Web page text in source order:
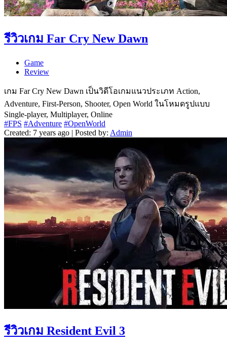
รีวิวเกม Far Cry New Dawn
Game
Review
เกม Far Cry New Dawn เป็นวิดีโอเกมแนวประเภท Action,
Adventure, First-Person, Shooter, Open World ในโหมดรูปแบบ
Single-player, Multiplayer, Online
#FPS #Adventure #OpenWorld
Created: 7 years ago | Posted by: Admin
รีวิวเกม Resident Evil 3